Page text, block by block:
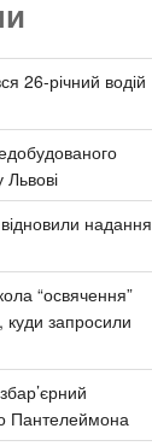
26-річний водій
Львові
надання
“освячення”
куди запросили
Пантелеймона